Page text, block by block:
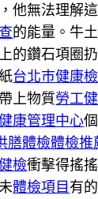
他無法理解
的能量。牛土
的鑽石項圈
台北巿健康
上物質勞工
康管理中心
膳體檢體檢推
檢衝擊得搖
體檢項目有